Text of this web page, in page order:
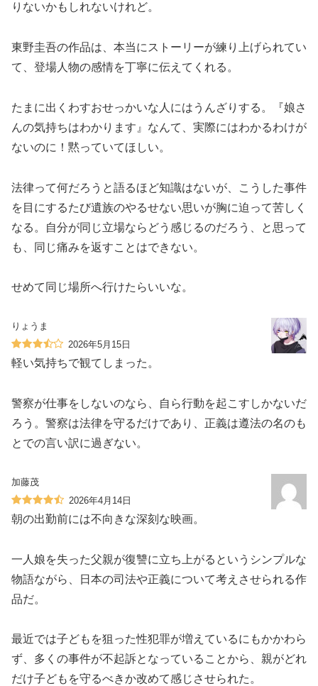
りないかもしれないけれど。
東野圭吾の作品は、本当にストーリーが練り上げられてい
て、登場人物の感情を丁寧に伝えてくれる。
たまに出くわすおせっかいな人にはうんざりする。『娘さ
んの気持ちはわかります』なんて、実際にはわかるわけが
ないのに！黙っていてほしい。
法律って何だろうと語るほど知識はないが、こうした事件
を目にするたび遺族のやるせない思いが胸に迫って苦しく
なる。自分が同じ立場ならどう感じるのだろう、と思って
も、同じ痛みを返すことはできない。
せめて同じ場所へ行けたらいいな。
りょうま
2026年5月15日
軽い気持ちで観てしまった。
警察が仕事をしないのなら、自ら行動を起こすしかないだ
ろう。警察は法律を守るだけであり、正義は遵法の名のも
とでの言い訳に過ぎない。
加藤茂
2026年4月14日
朝の出勤前には不向きな深刻な映画。
一人娘を失った父親が復讐に立ち上がるというシンプルな
物語ながら、日本の司法や正義について考えさせられる作
品だ。
最近では子どもを狙った性犯罪が増えているにもかかわら
ず、多くの事件が不起訴となっていることから、親がどれ
だけ子どもを守るべきか改めて感じさせられた。